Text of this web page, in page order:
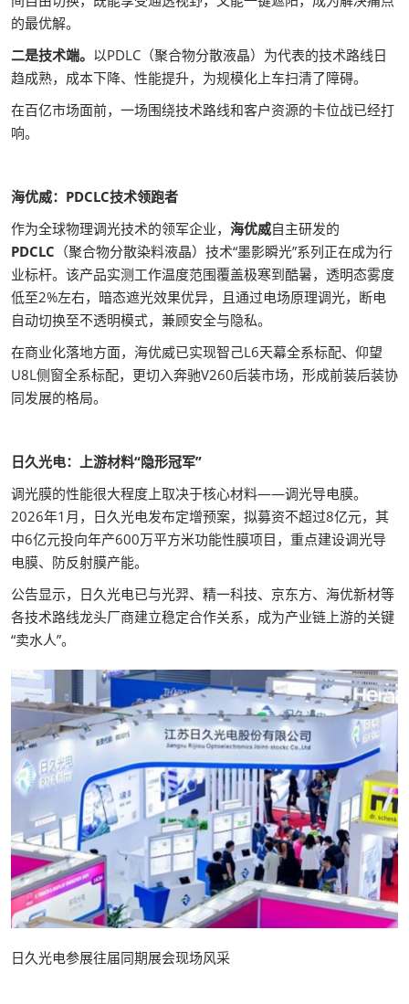
的最优解。
二是技术端。 以PDLC（聚合物分散液晶）为代表的技术路线日
趋成熟，成本下降、性能提升，为规模化上车扫清了障碍。
在百亿市场面前，一场围绕技术路线和客户资源的卡位战已经打
响。
海优威：PDCLC技术领跑者
作为全球物理调光技术的领军企业， 海优威自主研发的
PDCLC （聚合物分散染料液晶）技术“墨影瞬光”系列正在成为行
业标杆。该产品实测工作温度范围覆盖极寒到酷暑，透明态雾度
低至2%左右，暗态遮光效果优异，且通过电场原理调光，断电
自动切换至不透明模式，兼顾安全与隐私。
在商业化落地方面，海优威已实现智己L6天幕全系标配、仰望
U8L侧窗全系标配，更切入奔驰V260后装市场，形成前装后装协
同发展的格局。
日久光电：上游材料“隐形冠军”
调光膜的性能很大程度上取决于核心材料——调光导电膜。
2026年1月，日久光电发布定增预案，拟募资不超过8亿元，其
中6亿元投向年产600万平方米功能性膜项目，重点建设调光导
电膜、防反射膜产能。
公告显示，日久光电已与光羿、精一科技、京东方、海优新材等
各技术路线龙头厂商建立稳定合作关系，成为产业链上游的关键
“卖水人”。
日久光电参展往届同期展会现场风采